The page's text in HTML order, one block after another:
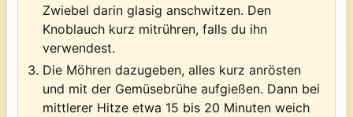
Zwiebel darin glasig anschwitzen. Den
Knoblauch kurz mitrühren, falls du ihn
verwendest.
Die Möhren dazugeben, alles kurz anrösten
und mit der Gemüsebrühe aufgießen. Dann bei
mittlerer Hitze etwa 15 bis 20 Minuten weich